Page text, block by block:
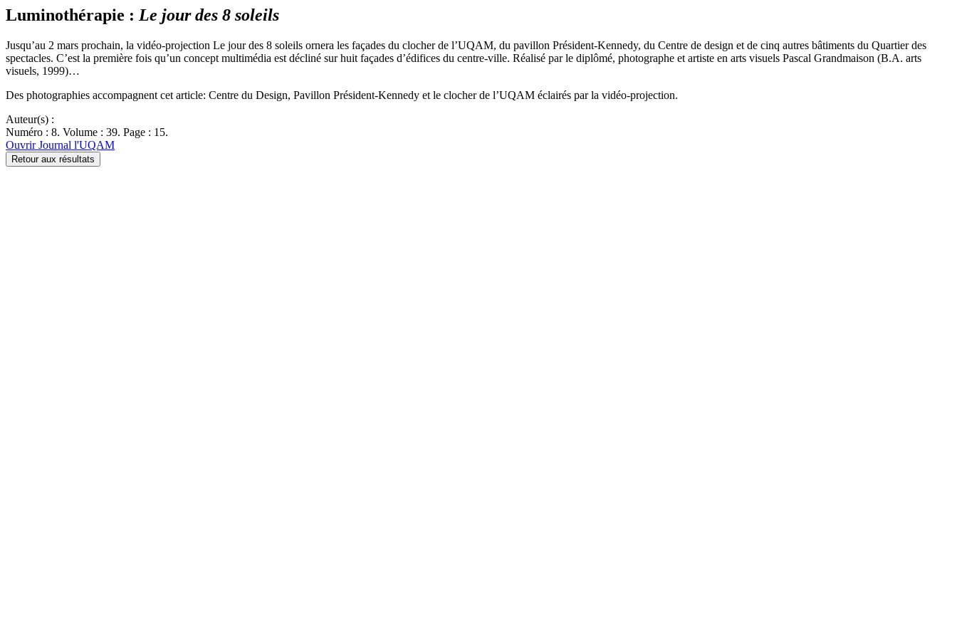
Luminothérapie : Le jour des 8 soleils
Jusqu’au 2 mars prochain, la vidéo-projection Le jour des 8 soleils ornera les façades du clocher de l’UQAM, du pavillon Président-Kennedy, du Centre de design et de cinq autres bâtiments du Quartier des
spectacles. C’est la première fois qu’un concept multimédia est décliné sur huit façades d’édifices du centre-ville. Réalisé par le diplômé, photographe et artiste en arts visuels Pascal Grandmaison (B.A. arts
visuels, 1999)…
Des photographies accompagnent cet article: Centre du Design, Pavillon Président-Kennedy et le clocher de l’UQAM éclairés par la vidéo-projection.
Auteur(s) :
Numéro : 8. Volume : 39. Page : 15.
Ouvrir Journal l'UQAM
Retour aux résultats